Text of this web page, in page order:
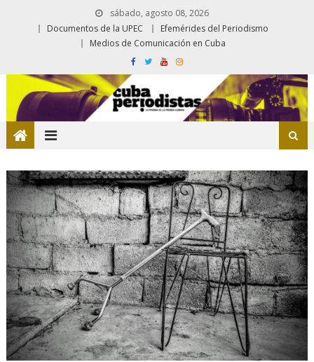
sábado, agosto 08, 2026
Documentos de la UPEC
Efemérides del Periodismo
Medios de Comunicación en Cuba